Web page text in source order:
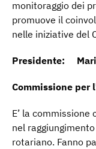
monitoraggio dei
promuove il
nelle iniziative del
Presidente:
Commissione per
E’ la
nel
rotariano. Fanno